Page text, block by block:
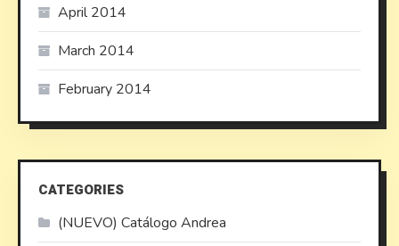
April 2014
March 2014
February 2014
CATEGORIES
(NUEVO) Catálogo Andrea